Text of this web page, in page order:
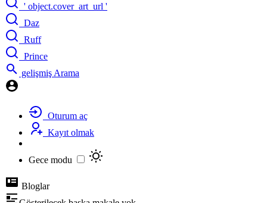
' object.cover_art_url '
Daz
Ruff
Prince
gelişmiş Arama
Oturum aç
Kayıt olmak
Gece modu
Bloglar